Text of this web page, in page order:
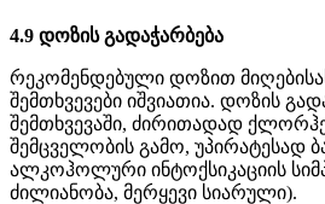
4.9 დოზის გადაჭარბება
რეკომენდებული დოზით
შემთხვევები იშვიათია. დოზის
შემთხვევაში, ძირითადად
შემცველობის გამო, უპირატესად
ალკოჰოლური ინტოქსიკაციის
ძილიანობა, მერყევი სიარული).